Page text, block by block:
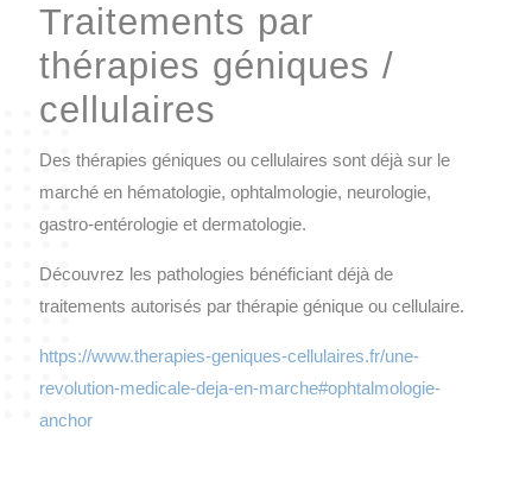
Traitements par
thérapies géniques /
cellulaires
Des thérapies géniques ou cellulaires sont déjà sur le
marché en hématologie, ophtalmologie, neurologie,
gastro-entérologie et dermatologie.
Découvrez les pathologies bénéficiant déjà de
traitements autorisés par thérapie génique ou cellulaire.
https://www.therapies-geniques-cellulaires.fr/une-
revolution-medicale-deja-en-marche#ophtalmologie-
anchor